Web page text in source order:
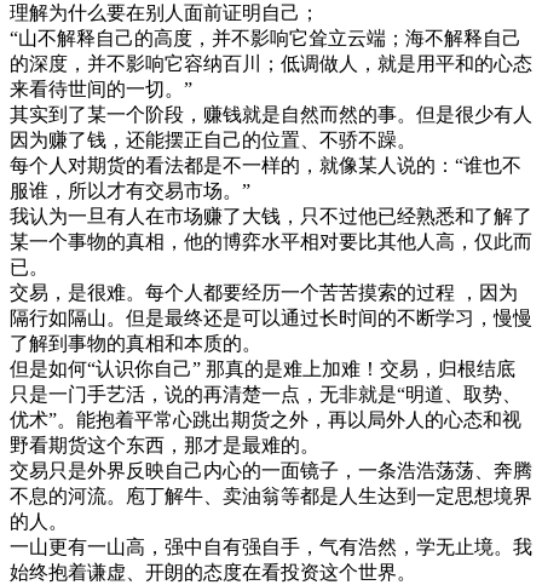
理解为什么要在别人面前证明自己；
“山不解释自己的高度，并不影响它耸立云端；海不解释自己
的深度，并不影响它容纳百川；低调做人，就是用平和的心态
来看待世间的一切。”
其实到了某一个阶段，赚钱就是自然而然的事。但是很少有人
因为赚了钱，还能摆正自己的位置、不骄不躁。
每个人对期货的看法都是不一样的，就像某人说的：“谁也不
服谁，所以才有交易市场。”
我认为一旦有人在市场赚了大钱，只不过他已经熟悉和了解了
某一个事物的真相，他的博弈水平相对要比其他人高，仅此而
已。
交易，是很难。每个人都要经历一个苦苦摸索的过程 ，因为
隔行如隔山。但是最终还是可以通过长时间的不断学习，慢慢
了解到事物的真相和本质的。
但是如何“认识你自己” 那真的是难上加难！交易，归根结底
只是一门手艺活，说的再清楚一点，无非就是“明道、取势、
优术”。能抱着平常心跳出期货之外，再以局外人的心态和视
野看期货这个东西，那才是最难的。
交易只是外界反映自己内心的一面镜子，一条浩浩荡荡、奔腾
不息的河流。庖丁解牛、卖油翁等都是人生达到一定思想境界
的人。
一山更有一山高，强中自有强自手，气有浩然，学无止境。我
始终抱着谦虚、开朗的态度在看投资这个世界。